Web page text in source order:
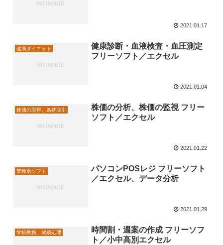
2021.01.17
健康ダイエット
健康診断・血液検査・血圧測定
フリーソフト／エクセル
2021.01.04
株価の取得、為替取引
株価の分析、株価の監視 フリー
ソフト／エクセル
2021.01.22
業種別ソフト
パソコンPOSレジ フリーソフト
／エクセル、データ分析
2021.01.29
学校教務、成績処理
時間割・週案の作成 フリーソフ
ト／小中高別エクセル